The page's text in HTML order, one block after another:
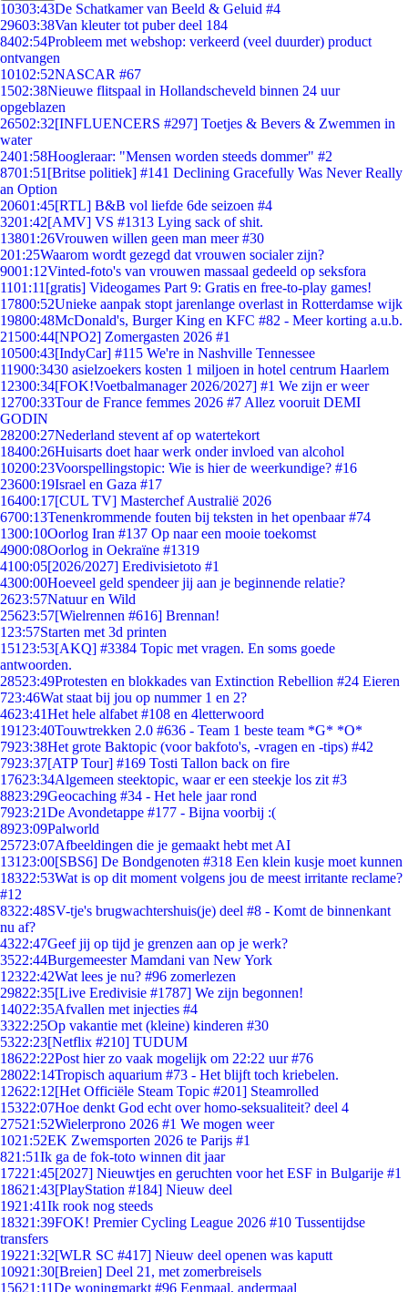
10303:43De Schatkamer van Beeld & Geluid #4
29603:38Van kleuter tot puber deel 184
8402:54Probleem met webshop: verkeerd (veel duurder) product
ontvangen
10102:52NASCAR #67
1502:38Nieuwe flitspaal in Hollandscheveld binnen 24 uur
opgeblazen
26502:32[INFLUENCERS #297] Toetjes & Bevers & Zwemmen in
water
2401:58Hoogleraar: "Mensen worden steeds dommer" #2
8701:51 [Britse politiek] #141 Declining Gracefully Was Never Really
an Option
20601:45[RTL] B&B vol liefde 6de seizoen #4
3201:42[AMV] VS #1313 Lying sack of shit.
13801:26Vrouwen willen geen man meer #30
201:25Waarom wordt gezegd dat vrouwen socialer zijn?
9001:12Vinted-foto's van vrouwen massaal gedeeld op seksfora
1101:11 [gratis] Videogames Part 9: Gratis en free-to-play games!
17800:52Unieke aanpak stopt jarenlange overlast in Rotterdamse wijk
19800:48McDonald's, Burger King en KFC #82 - Meer korting a.u.b.
21500:44[NPO2] Zomergasten 2026 #1
10500:43[IndyCar] #115 We're in Nashville Tennessee
11900:3430 asielzoekers kosten 1 miljoen in hotel centrum Haarlem
12300:34[FOK!Voetbalmanager 2026/2027] #1 We zijn er weer
12700:33Tour de France femmes 2026 #7 Allez vooruit DEMI
GODIN
28200:27Nederland stevent af op watertekort
18400:26Huisarts doet haar werk onder invloed van alcohol
10200:23Voorspellingstopic: Wie is hier de weerkundige? #16
23600:19Israel en Gaza #17
16400:17[CUL TV] Masterchef Australië 2026
6700:13Tenenkrommende fouten bij teksten in het openbaar #74
1300:10Oorlog Iran #137 Op naar een mooie toekomst
4900:08Oorlog in Oekraïne #1319
4100:05[2026/2027] Eredivisietoto #1
4300:00Hoeveel geld spendeer jij aan je beginnende relatie?
2623:57Natuur en Wild
25623:57[Wielrennen #616] Brennan!
1 23:57Starten met 3d printen
151 23:53[AKQ] #3384 Topic met vragen. En soms goede
antwoorden.
28523:49Protesten en blokkades van Extinction Rebellion #24 Eieren
723:46Wat staat bij jou op nummer 1 en 2?
4623:41Het hele alfabet #108 en 4letterwoord
191 23:40Touwtrekken 2.0 #636 - Team 1 beste team *G* *O*
7923:38Het grote Baktopic (voor bakfoto's, -vragen en -tips) #42
7923:37[ATP Tour] #169 Tosti Tallon back on fire
17623:34Algemeen steektopic, waar er een steekje los zit #3
8823:29Geocaching #34 - Het hele jaar rond
7923:21De Avondetappe #177 - Bijna voorbij :(
8923:09Palworld
25723:07Afbeeldingen die je gemaakt hebt met AI
131 23:00[SBS6] De Bondgenoten #318 Een klein kusje moet kunnen
18322:53Wat is op dit moment volgens jou de meest irritante reclame?
#12
8322:48SV-tje's brugwachtershuis(je) deel #8 - Komt de binnenkant
nu af?
4322:47Geef jij op tijd je grenzen aan op je werk?
3522:44Burgemeester Mamdani van New York
12322:42Wat lees je nu? #96 zomerlezen
29822:35[Live Eredivisie #1787] We zijn begonnen!
14022:35Afvallen met injecties #4
3322:25Op vakantie met (kleine) kinderen #30
5322:23[Netflix #210] TUDUM
18622:22Post hier zo vaak mogelijk om 22:22 uur #76
28022:14Tropisch aquarium #73 - Het blijft toch kriebelen.
12622:12[Het Officiële Steam Topic #201] Steamrolled
15322:07Hoe denkt God echt over homo-seksualiteit? deel 4
27521:52Wielerprono 2026 #1 We mogen weer
1021:52EK Zwemsporten 2026 te Parijs #1
821:51Ik ga de fok-toto winnen dit jaar
17221:45[2027] Nieuwtjes en geruchten voor het ESF in Bulgarije #1
18621:43[PlayStation #184] Nieuw deel
1921:41Ik rook nog steeds
18321:39FOK! Premier Cycling League 2026 #10 Tussentijdse
transfers
19221:32[WLR SC #417] Nieuw deel openen was kaputt
10921:30[Breien] Deel 21, met zomerbreisels
15621:11De woningmarkt #96 Eenmaal, andermaal